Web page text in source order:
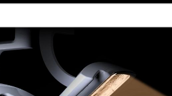
Occlubrush